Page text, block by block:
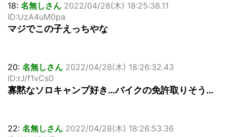
18: 名無しさん 2022/04/28(木) 18:25:38.11
ID:UzA4uM0pa
マジでこの子えっちやな
20: 名無しさん 2022/04/28(木) 18:26:32.43
ID:rJ/f1vCs0
寡黙なソロキャンプ好き…バイクの免許取りそう…
22: 名無しさん 2022/04/28(木) 18:26:53.36